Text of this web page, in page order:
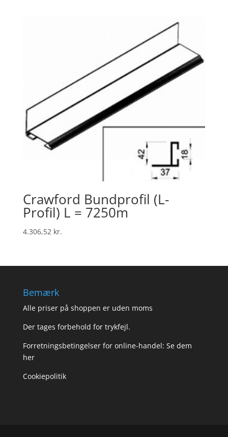
Crawford Bundprofil (L-
Profil) L = 7250m
4.306,52 kr.
Bemærk
Alle priser på shoppen er uden moms
Der tages forbehold for trykfejl.
Forretningsbetingelser for online-handel: Se dem
her
Cookiepolitik